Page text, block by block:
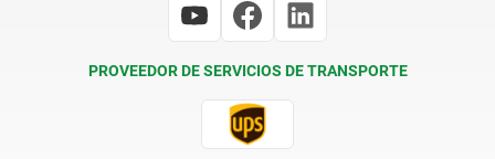
PROVEEDOR DE SERVICIOS DE TRANSPORTE